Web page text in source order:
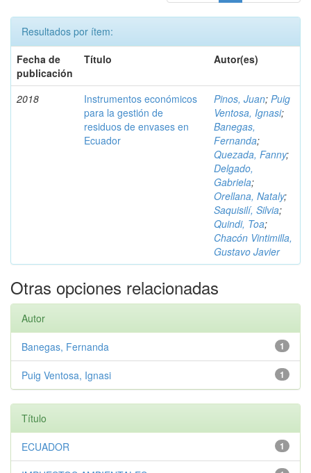
Resultados por ítem:
Fecha de
publicación
Título Autor(es)
2018
Instrumentos económicos
para la gestión de
residuos de envases en
Ecuador
Pinos, Juan; Puig
Ventosa, Ignasi;
Banegas,
Fernanda;
Quezada, Fanny;
Delgado,
Gabriela;
Orellana, Nataly;
Saquisilí, Silvia;
Quindi, Toa;
Chacón Vintimilla,
Gustavo Javier
Otras opciones relacionadas
Autor
1
Banegas, Fernanda
1
Puig Ventosa, Ignasi
Título
1
ECUADOR